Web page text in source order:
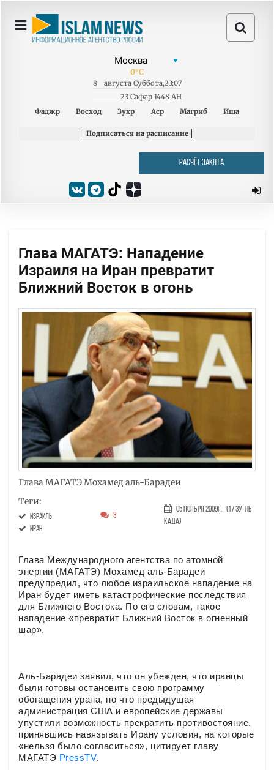
0°C
8 августа Суббота,23:07
23 Сафар 1448 AH
Фаджр
Восход Зухр Аср Магриб Иша
Подписаться на расписание
РАСЧЁТ ЗАКЯТА
Глава МАГАТЭ: Нападение
Израиля на Иран превратит
Ближний Восток в огонь
Глава МАГАТЭ Мохамед аль-Барадеи
Теги:
Израиль
Иран
3
05 Ноября 2009г. (17 Зу-ль-
када)
Глава Международного агентства по атомной
энергии (МАГАТЭ) Мохамед аль-Барадеи
предупредил, что любое израильское нападение на
Иран будет иметь катастрофические последствия
для Ближнего Востока. По его словам, такое
нападение «превратит Ближний Восток в огненный
шар».
Аль-Барадеи заявил, что он убежден, что иранцы
были готовы остановить свою программу
обогащения урана, но что предыдущая
администрация США и европейские державы
упустили возможность прекратить противостояние,
принявшись навязывать Ирану условия, на которые
«нельзя было согласиться», цитирует главу
МАГАТЭ PressTV.